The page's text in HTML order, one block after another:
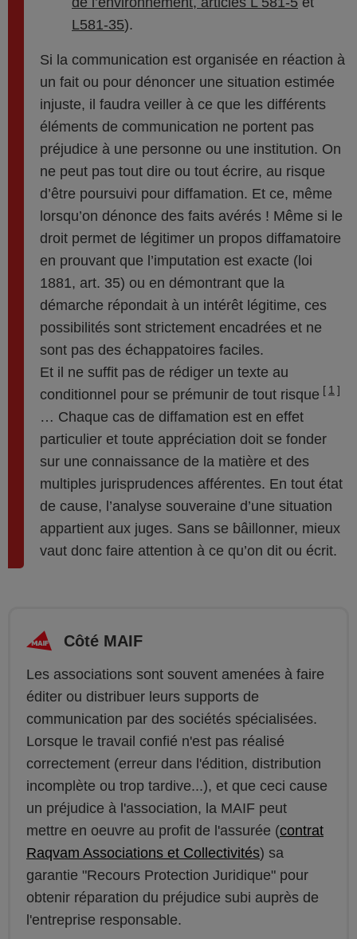
L581-35).
Si la communication est organisée en réaction à
un fait ou pour dénoncer une situation estimée
injuste, il faudra veiller à ce que les différents
éléments de communication ne portent pas
préjudice à une personne ou une institution. On
ne peut pas tout dire ou tout écrire, au risque
d’être poursuivi pour diffamation. Et ce, même
lorsqu’on dénonce des faits avérés ! Même si le
droit permet de légitimer un propos diffamatoire
en prouvant que l’imputation est exacte (loi
1881, art. 35) ou en démontrant que la
démarche répondait à un intérêt légitime, ces
possibilités sont strictement encadrées et ne
sont pas des échappatoires faciles.
Et il ne suffit pas de rédiger un texte au
conditionnel pour se prémunir de tout risque
1
… Chaque cas de diffamation est en effet
particulier et toute appréciation doit se fonder
sur une connaissance de la matière et des
multiples jurisprudences afférentes. En tout état
de cause, l’analyse souveraine d’une situation
appartient aux juges. Sans se bâillonner, mieux
vaut donc faire attention à ce qu’on dit ou écrit.
Côté MAIF
Les associations sont souvent amenées à faire
éditer ou distribuer leurs supports de
communication par des sociétés spécialisées.
Lorsque le travail confié n'est pas réalisé
correctement (erreur dans l'édition, distribution
incomplète ou trop tardive...), et que ceci cause
un préjudice à l'association, la MAIF peut
mettre en oeuvre au profit de l'assurée (contrat
Raqvam Associations et Collectivités) sa
garantie "Recours Protection Juridique" pour
obtenir réparation du préjudice subi auprès de
l'entreprise responsable.